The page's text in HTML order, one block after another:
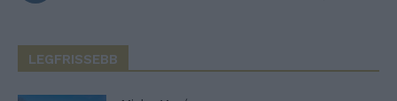
LEGFRISSEBB